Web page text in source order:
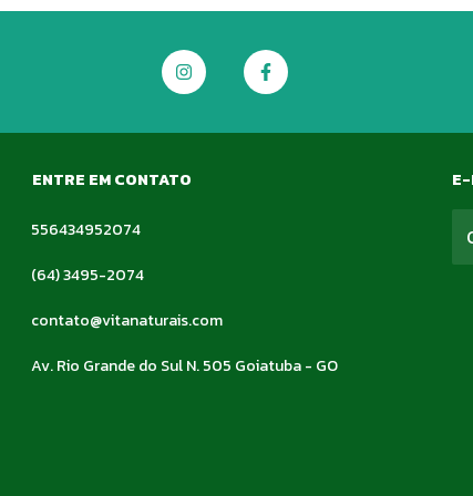
ENTRE EM CONTATO
556434952074
(64) 3495-2074
contato@vitanaturais.com
Av. Rio Grande do Sul N. 505 Goiatuba - GO